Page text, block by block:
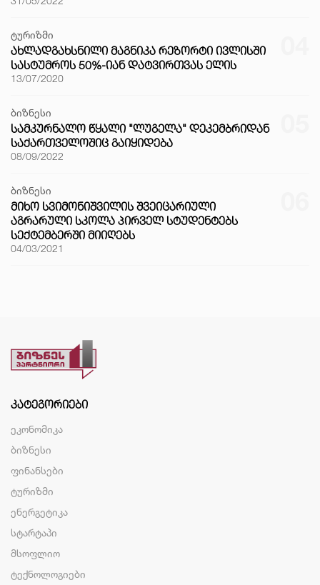
ტურიზმი
ᲐᲮᲚᲐᲓᲒᲐᲮᲡᲜᲘᲚᲘ ᲛᲐᲒᲜᲘᲙᲐ ᲠᲔᲖᲝᲠᲢᲘ ᲘᲕᲚᲘᲡᲨᲘ
ᲡᲐᲡᲢᲣᲛᲠᲝᲡ 50%-ᲘᲐᲜ ᲓᲐᲢᲕᲘᲠᲗᲕᲐᲡ ᲔᲚᲘᲡ
13/07/2020
ბიზნესი
ᲡᲐᲛᲙᲣᲠᲜᲐᲚᲝ ᲬᲧᲐᲚᲘ "ᲚᲣᲒᲔᲚᲐ" ᲓᲔᲙᲔᲛᲑᲠᲘᲓᲐᲜ
ᲡᲐᲥᲐᲠᲗᲕᲔᲚᲝᲨᲘᲪ ᲒᲐᲘᲧᲘᲓᲔᲑᲐ
08/09/2022
ბიზნესი
ᲛᲘᲮᲝ ᲡᲕᲘᲛᲝᲜᲘᲨᲕᲘᲚᲘᲡ ᲨᲕᲔᲘᲪᲐᲠᲘᲣᲚᲘ
ᲐᲒᲠᲐᲠᲣᲚᲘ ᲡᲙᲝᲚᲐ ᲞᲘᲠᲕᲔᲚ ᲡᲢᲣᲓᲔᲜᲢᲔᲑᲡ
ᲡᲔᲥᲢᲔᲛᲑᲔᲠᲨᲘ ᲛᲘᲘᲦᲔᲑᲡ
04/03/2021
ᲙᲐᲢᲔᲒᲝᲠᲘᲔᲑᲘ
ეკონომიკა
ბიზნესი
ფინანსები
ტურიზმი
ენერგეტიკა
სტარტაპი
მსოფლიო
ტექნოლოგიები